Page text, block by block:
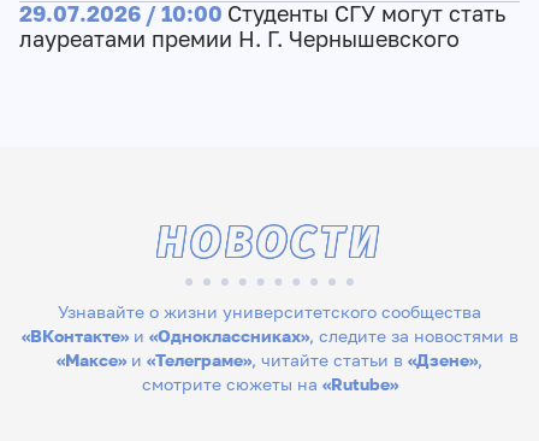
29.07.2026 / 10:00 Студенты СГУ могут стать
лауреатами премии Н. Г. Чернышевского
Узнавайте о жизни университетского сообщества
«ВКонтакте»и «Одноклассниках», следите за новостями в
«Максе» и «Телеграме», читайте статьи в «Дзене»,
смотрите сюжеты на «Rutube»
НОВОСТИ